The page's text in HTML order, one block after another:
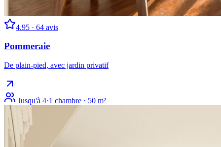
4.95 · 64 avis
Pommeraie
De plain-pied, avec jardin privatif
Jusqu'à 4·1 chambre · 50 m²